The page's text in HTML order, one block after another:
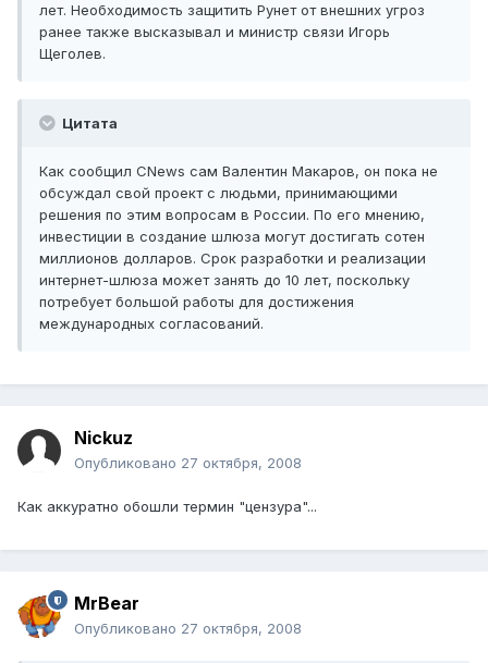
лет. Необходимость защитить Рунет от внешних угроз
ранее также высказывал и министр связи Игорь
Щеголев.
Цитата
Как сообщил CNews сам Валентин Макаров, он пока не
обсуждал свой проект с людьми, принимающими
решения по этим вопросам в России. По его мнению,
инвестиции в создание шлюза могут достигать сотен
миллионов долларов. Срок разработки и реализации
интернет-шлюза может занять до 10 лет, поскольку
потребует большой работы для достижения
международных согласований.
Nickuz
Опубликовано 27 октября, 2008
Как аккуратно обошли термин "цензура"...
MrBear
Опубликовано 27 октября, 2008